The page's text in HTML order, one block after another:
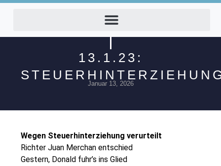
13.1.23:
Januar 13, 2026
Wegen Steuerhinterziehung verurteilt
Richter Juan Merchan entschied
Gestern, Donald fuhr’s ins Glied